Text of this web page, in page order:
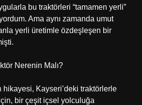
bu traktörleri “tamamen yerli”
Ama aynı zamanda umut
yerli üretimle özdeşleşen bir
Nerenin Malı?
hikayesi, Kayseri’deki traktörlerle
bir çeşit içsel yolculuğa